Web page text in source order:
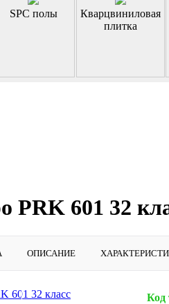
SPC полы
Кварцвиниловая
плитка
PRK 601 32
ОПИСАНИЕ
Код